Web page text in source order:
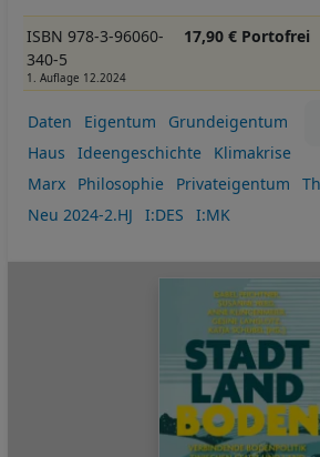
ISBN 978-3-96060-
340-5
1. Auflage 12.2024
17,90 € Portofrei
Daten Eigentum
Grundeigentum
Haus
Ideengeschichte
Klimakrise
Marx
Philosophie Privateigentum
Neu 2024-2.HJ
I:DES I:MK